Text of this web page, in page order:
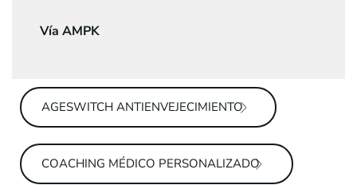
Vía AMPK
AGESWITCH ANTIENVEJECIMIENTO
COACHING MÉDICO PERSONALIZADO